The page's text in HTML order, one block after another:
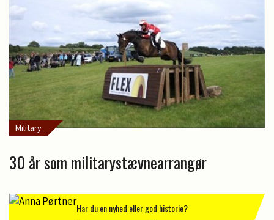
Military
30 år som militarystævnearrangør
Har du en nyhed eller god historie?